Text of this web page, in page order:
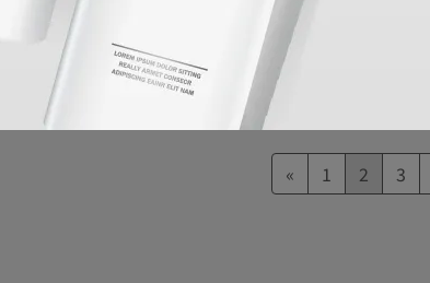
消費指定束胸就送
Read More
« 1 2 3